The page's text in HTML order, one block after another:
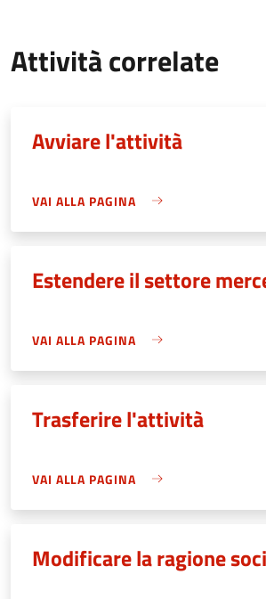
Attività correlate
Avviare l'attività
VAI ALLA PAGINA
Estendere il settore
VAI ALLA PAGINA
Trasferire l'attività
VAI ALLA PAGINA
Modificare la ragione